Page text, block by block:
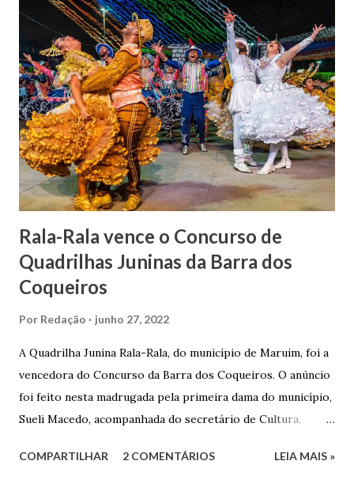
indiciamento para apropriar-se da volumosa herança. Em
1862, transferiu-se para o Rio de Janeiro e casou-se com
uma irmã do Visconde de Uruguai. O Barão de Maruim
apresentou uma grande dedicação à atividade agrícola, que
lhe proporcionou uma grande reserva financeira. João
Gomes de Melo mandou construir a Igreja Matriz de Nosso
Senhor Bom Jesus dos Passos, que foi inaugurada em 1862 e
doada ao vigário Pe. José Joaquim de Vasconcelos. A Igreja
Matriz...
Rala-Rala vence o Concurso de
Quadrilhas Juninas da Barra dos
Coqueiros
Por Redação junho 27, 2022
A Quadrilha Junina Rala-Rala, do município de Maruim, foi a
vencedora do Concurso da Barra dos Coqueiros. O anúncio
foi feito nesta madrugada pela primeira dama do município,
Sueli Macedo, acompanhada do secretário de Cultura,
Roberto Fernandes dos Santos Júnior, e na presença dos
COMPARTILHAR 2 COMENTÁRIOS LEIA MAIS »